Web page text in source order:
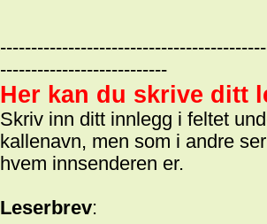
---------------------------
Her kan du skrive ditt
Skriv inn ditt innlegg i feltet
kallenavn, men som i andre
hvem innsenderen er.
Leserbrev: